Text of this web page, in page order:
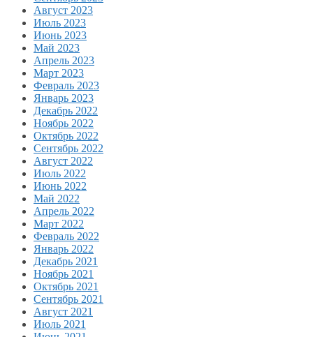
Август 2023
Июль 2023
Июнь 2023
Май 2023
Апрель 2023
Март 2023
Февраль 2023
Январь 2023
Декабрь 2022
Ноябрь 2022
Октябрь 2022
Сентябрь 2022
Август 2022
Июль 2022
Июнь 2022
Май 2022
Апрель 2022
Март 2022
Февраль 2022
Январь 2022
Декабрь 2021
Ноябрь 2021
Октябрь 2021
Сентябрь 2021
Август 2021
Июль 2021